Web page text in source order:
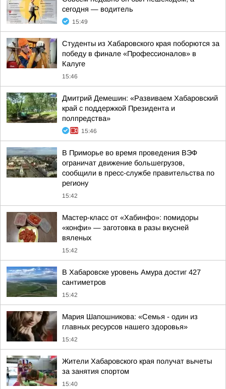
сегодня — водитель
15:49
Студенты из Хабаровского края поборются за
победу в финале «Профессионалов» в
Калуге
15:46
Дмитрий Демешин: «Развиваем Хабаровский
край с поддержкой Президента и
полпредства»
15:46
В Приморье во время проведения ВЭФ
ограничат движение большегрузов,
сообщили в пресс-службе правительства по
региону
15:42
Мастер-класс от «Хабинфо»: помидоры
«конфи» — заготовка в разы вкусней
вяленых
15:42
В Хабаровске уровень Амура достиг 427
сантиметров
15:42
Мария Шапошникова: «Семья - один из
главных ресурсов нашего здоровья»
15:42
Жители Хабаровского края получат вычеты
за занятия спортом
15:40